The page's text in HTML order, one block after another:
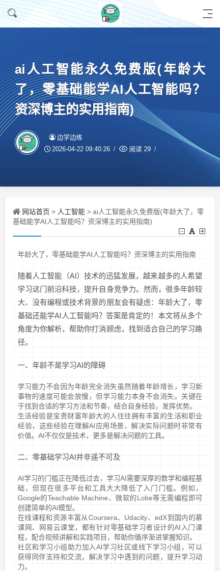
ai人工智能永久免费版(年龄大
了，零基础能学AI人工智能吗？
资深博主的实用指南)
边学边练
2026-04-22 09:40:26 阅读 29
网站首页 > 人工智能 > ai人工智能永久免费版(年龄大了，零
基础能学AI人工智能吗？资深博主的实用指南)
年龄大了，零基础能学AI人工智能吗？资深博主的实用指南
随着人工智能（AI）技术的迅猛发展，越来越多的人希望
学习这门前沿科技，提升自身竞争力。然而，很多年龄较
大、没有编程或技术背景的朋友会有疑虑：年龄大了，零
基础还能学AI人工智能吗？答案是肯定的！本文将从多个
角度为你解析，帮助你打消顾虑，找到适合自己的学习路
径。
一、年龄不是学习AI的障碍
学习能力不会因为年龄完全消失虽然随着年龄增长，学习新
事物的速度可能会放慢，但学习能力本身不会消失。关键在
于找到合适的学习方法和节奏，结合自身经验，发挥优势。
生活经验是宝贵财富年龄大的人往往拥有丰富的生活和职业
经验，这些经验在理解AI应用场景、解决实际问题时非常有
价值。AI不仅仅是技术，更多是解决问题的工具。
二、零基础学习AI并非遥不可及
AI学习的门槛正在降低过去，学习AI需要深厚的数学和编程基
础，但现在很多平台和工具大大降低了入门门槛。例如，
Google的Teachable Machine、微软的Lobe等无需编程即可
创建简单的AI模型。
在线课程和资源丰富从Coursera、Udacity、edX到国内的慕
课网、网易云课堂，都有针对零基础学习者设计的AI入门课
程，配合视频讲解和实践项目，帮助你循序渐进掌握知识。
社区和学习小组助力加入AI学习社区或线下学习小组，可以
获得同伴支持和交流，解决学习中遇到的问题，提升学习动
力。